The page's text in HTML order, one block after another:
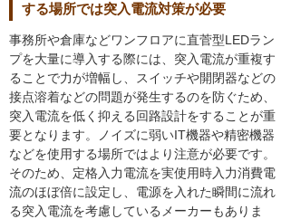
する場所では突入電流対策が必要
事務所や倉庫などワンフロアに直菅型LEDラン
プを大量に導入する際には、突入電流が重複す
ることで力が増幅し、スイッチや開閉器などの
接点溶着などの問題が発生するのを防ぐため、
突入電流を低く抑える回路設計をすることが重
要となります。ノイズに弱いIT機器や精密機器
などを使用する場所ではより注意が必要です。
そのため、定格入力電流を実使用時入力消費電
流のほぼ倍に設定し、電源を入れた瞬間に流れ
る突入電流を考慮しているメーカーもありま